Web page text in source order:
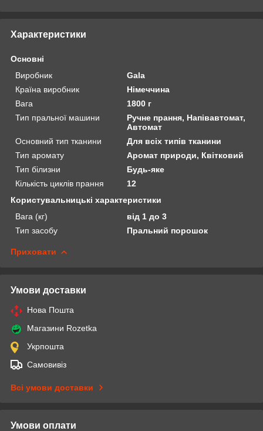
Характеристики
Основні
Виробник
Gala
Країна виробник
Німеччина
Вага
1800 г
Тип пральної машини
Ручне прання, Напівавтомат,
Автомат
Основний тип тканини
Для всіх типів тканини
Тип аромату
Аромат природи, Квітковий
Тип білизни
Будь-яке
Кількість циклів прання
12
Користувальницькі характеристики
Вага (кг)
від 1 до 3
Тип засобу
Пральний порошок
Приховати
Умови доставки
Нова Пошта
Магазини Rozetka
Укрпошта
Самовивіз
Всі умови доставки
Умови оплати